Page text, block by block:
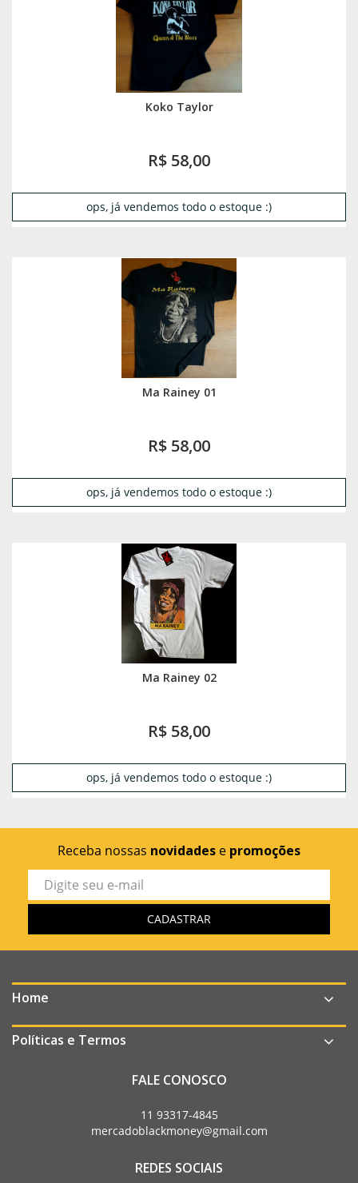
Koko Taylor
R$ 58,00
ops, já vendemos todo o estoque :)
Ma Rainey 01
R$ 58,00
ops, já vendemos todo o estoque :)
Ma Rainey 02
R$ 58,00
ops, já vendemos todo o estoque :)
Receba nossas novidades e promoções
Home
Políticas e Termos
FALE CONOSCO
11 93317-4845
mercadoblackmoney@gmail.com
REDES SOCIAIS